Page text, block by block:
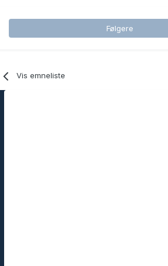
Følgere
Vis emneliste